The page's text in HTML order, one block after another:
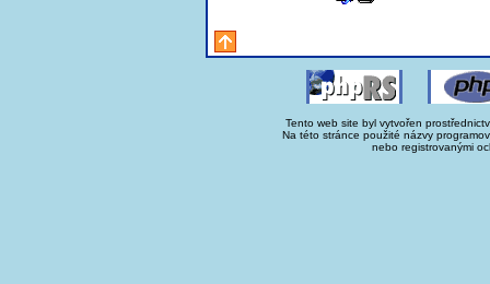
Tento web site byl vytvořen
Na této stránce použité názvy
nebo registrovanými